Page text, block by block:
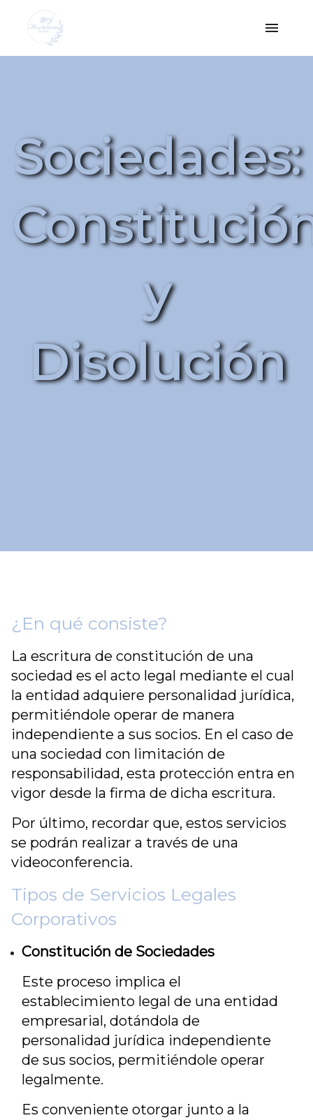
Sociedades:
y
Disolución
¿En qué consiste?
La escritura de constitución de una
sociedad es el acto legal mediante el cual
la entidad adquiere personalidad jurídica,
permitiéndole operar de manera
independiente a sus socios. En el caso de
una sociedad con limitación de
responsabilidad, esta protección entra en
vigor desde la firma de dicha escritura.
Por último, recordar que, estos servicios
se podrán realizar a través de una
videoconferencia.
Tipos de Servicios Legales
Corporativos
Constitución de Sociedades
Este proceso implica el
establecimiento legal de una entidad
empresarial, dotándola de
personalidad jurídica independiente
de sus socios, permitiéndole operar
legalmente.
Es conveniente otorgar junto a la